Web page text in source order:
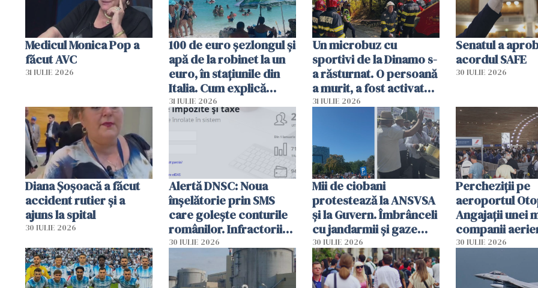
Medicul Monica Pop a
făcut AVC
31 IULIE 2026
100 de euro șezlongul și
apă de la robinet la un
euro, în stațiunile din
Italia. Cum explică
autoritățile
31 IULIE 2026
Un microbuz cu
sportivi de la Dinamo s-
a răsturnat. O persoană
a murit, a fost activat
planul roșu de
31 IULIE 2026
Senatul a
acordul SAFE
30 IULIE 2026
Diana Șoșoacă a făcut
accident rutier și a
ajuns la spital
30 IULIE 2026
Alertă DNSC: Noua
înșelătorie prin SMS
care golește conturile
românilor. Infractorii
folosesc numele
Ghișeul.ro și al Poliției
Române
30 IULIE 2026
Mii de ciobani
protestează la ANSVSA
și la Guvern. Îmbrânceli
cu jandarmii și gaze
lacrimogene
30 IULIE 2026
Percheziții pe
aeroportul
Angajații unei
companii
parfumuri,
vânzării
30 IULIE 2026